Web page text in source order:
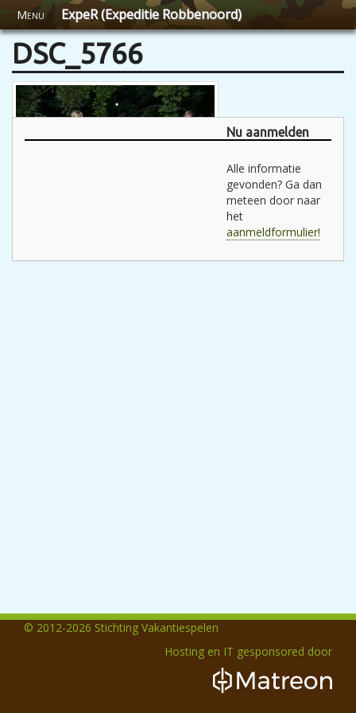
Menu ExpeR (Expeditie Robbenoord)
DSC_5766
Nu aanmelden
Alle informatie
gevonden? Ga dan
meteen door naar
het
aanmeldformulier!
© 2012-2026 Stichting Vakantiespelen
Hosting en IT gesponsored door